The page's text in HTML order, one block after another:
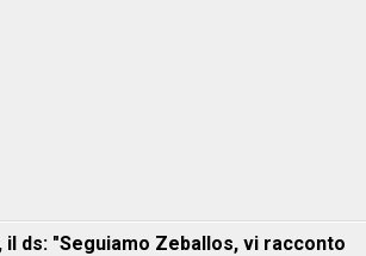
il ds: "Seguiamo Zeballos, vi racconto